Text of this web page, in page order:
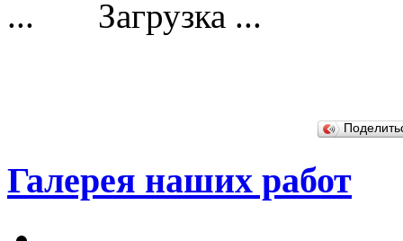
Загрузка ...
Галерея наших работ